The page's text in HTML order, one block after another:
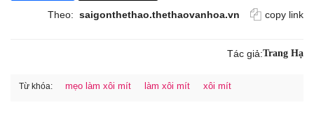
Theo: saigonthethao.thethaovanhoa.vn copy link
Tác giả:Trang Hạ
Từ khóa: mẹo làm xôi mít làm xôi mít xôi mít